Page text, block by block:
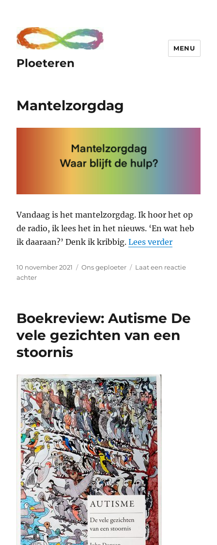
Ploeteren
MENU
Mantelzorgdag
Vandaag is het mantelzorgdag. Ik hoor het op
de radio, ik lees het in het nieuws. ‘En wat heb
ik daaraan?’ Denk ik kribbig.Lees verder
Geplaatst
op
10 november 2021 Categorieën
Ons geploeter
Laat een reactie
achterop
Boekreview: Autisme De
vele gezichten van een
stoornis